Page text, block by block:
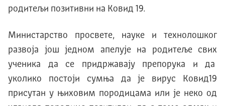
родитељи позитивни на Ковид 19.
Министарство просвете, науке и технолошког
развоја још једном апелује на родитеље свих
ученика да се придржавају препорука и да
уколико постоји сумња да је вирус Ковид19
присутан у њиховим породицама или је неко од